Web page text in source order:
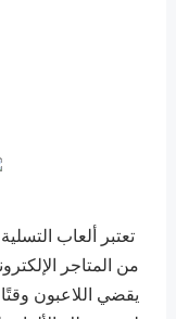
تعتبر ألعاب
من المتاجر
يقضي اللاعبون وقتًا